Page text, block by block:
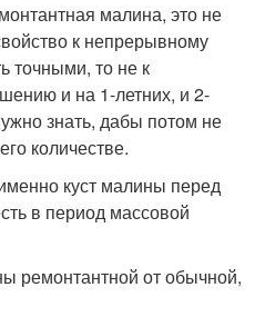
малина, это не
к непрерывному
точными, то не к
и на 1-летних, и 2-
знать, дабы потом не
количестве.
куст малины перед
в период массовой
ремонтантной от обычной,